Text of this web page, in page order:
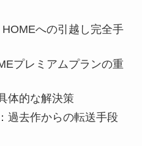
への引越し完全手
プレミアムプランの重
体的な解決策
過去作からの転送手段